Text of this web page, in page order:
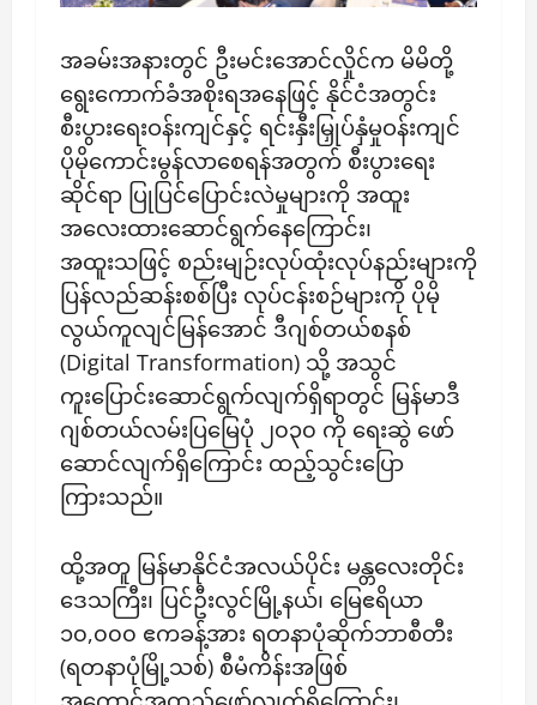
အခမ်းအနားတွင် ဦးမင်းအောင်လှိုင်က မိမိတို့
ရွေးကောက်ခံအစိုးရအနေဖြင့် နိုင်ငံအတွင်း
စီးပွားရေးဝန်းကျင်နှင့် ရင်းနှီးမြှုပ်နှံမှုဝန်းကျင်
ပိုမိုကောင်းမွန်လာစေရန်အတွက် စီးပွားရေး
ဆိုင်ရာ ပြုပြင်ပြောင်းလဲမှုများကို အထူး
အလေးထားဆောင်ရွက်နေကြောင်း၊
အထူးသဖြင့် စည်းမျဉ်းလုပ်ထုံးလုပ်နည်းများကို
ပြန်လည်ဆန်းစစ်ပြီး လုပ်ငန်းစဉ်များကို ပိုမို
လွယ်ကူလျင်မြန်အောင် ဒီဂျစ်တယ်စနစ်
(Digital Transformation) သို့ အသွင်
ကူးပြောင်းဆောင်ရွက်လျက်ရှိရာတွင် မြန်မာဒီ
ဂျစ်တယ်လမ်းပြမြေပုံ ၂၀၃၀ ကို ရေးဆွဲ ဖော်
ဆောင်လျက်ရှိကြောင်း ထည့်သွင်းပြော
ကြားသည်။
ထို့အတူ မြန်မာနိုင်ငံအလယ်ပိုင်း မန္တလေးတိုင်း
ဒေသကြီး၊ ပြင်ဦးလွင်မြို့နယ်၊ မြေဧရိယာ
၁၀,၀၀၀ ဧကခန့်အား ရတနာပုံဆိုက်ဘာစီတီး
(ရတနာပုံမြို့သစ်) စီမံကိန်းအဖြစ်